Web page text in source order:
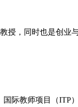
授，同时也是创
际教师项目（ITP）